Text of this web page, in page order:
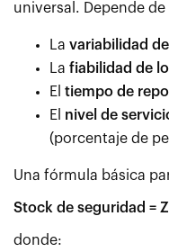
universal. Depende
La variabilidad
La fiabilidad de
El tiempo de
El nivel de
(porcentaje de
Una fórmula básica
Stock de seguridad = Z
donde: